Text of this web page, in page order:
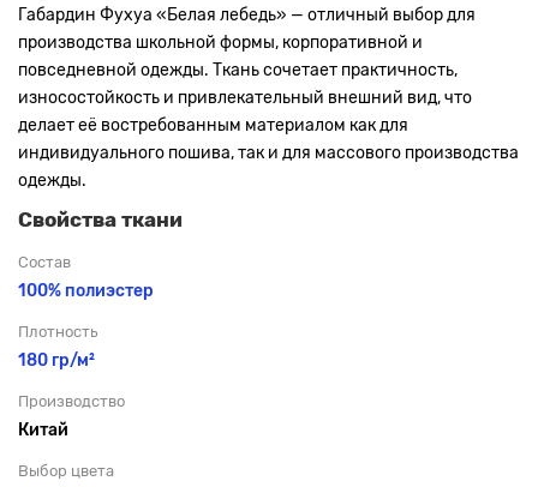
Габардин Фухуа «Белая лебедь» — отличный выбор для
производства школьной формы, корпоративной и
повседневной одежды. Ткань сочетает практичность,
износостойкость и привлекательный внешний вид, что
делает её востребованным материалом как для
индивидуального пошива, так и для массового производства
одежды.
Свойства ткани
Состав
100% полиэстер
Плотность
180 гр/м²
Производство
Китай
Выбор цвета